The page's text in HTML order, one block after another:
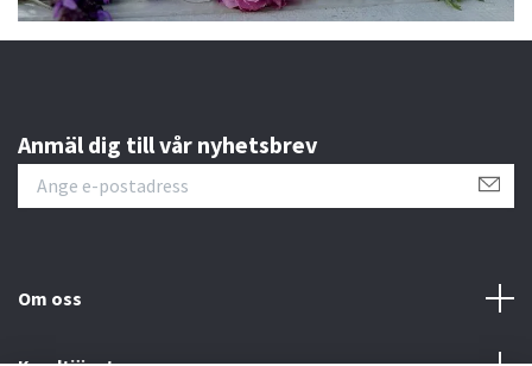
Anmäl dig till vår nyhetsbrev
Om oss